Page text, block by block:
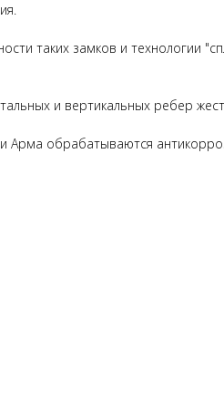
таких замков и технологии
и вертикальных ребер
Арма обрабатываются